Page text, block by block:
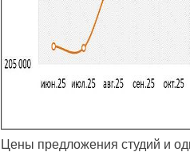
Цены предложения студий и